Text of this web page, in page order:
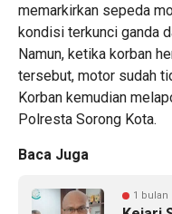
memarkirkan sepeda
kondisi terkunci ganda
Namun, ketika korban
tersebut, motor sudah
Korban kemudian
Polresta Sorong Kota.
Baca Juga
1 bulan